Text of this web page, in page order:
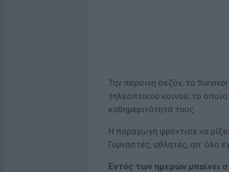
Την περσινή σεζόν, το
τηλεοπτικού κοινού, το
καθημερινότητά τους.
Η παραγωγή φρόντισε να
Γυμναστές, αθλητές, απ’ όλα
Εντός των ημερών μπαίνει